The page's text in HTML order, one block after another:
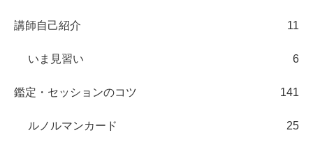
講師自己紹介 11
いま見習い 6
鑑定・セッションのコツ 141
ルノルマンカード 25